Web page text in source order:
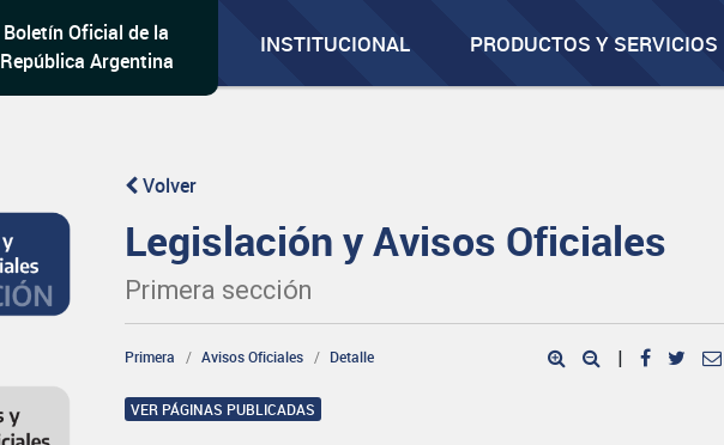
Boletín Oficial de la
República Argentina
INSTITUCIONAL PRODUCTOS Y SERVICIOS
Volver
Legislación y Avisos Oficiales
Primera sección
Primera Avisos Oficiales Detalle |
VER PÁGINAS PUBLICADAS